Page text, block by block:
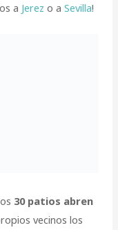
a Jerez o a Sevilla!
30 patios abren
vecinos los